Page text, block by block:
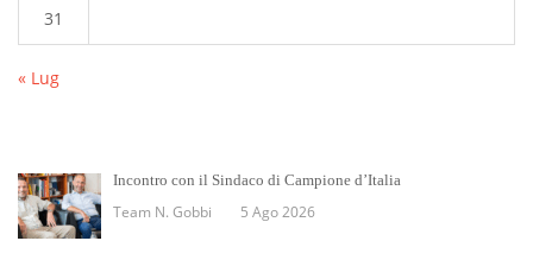
31
« Lug
Incontro con il Sindaco di Campione d’Italia
Team N. Gobbi 5 Ago 2026